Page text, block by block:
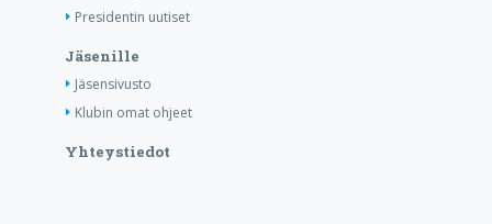
Presidentin uutiset
Jäsenille
Jäsensivusto
Klubin omat ohjeet
Yhteystiedot